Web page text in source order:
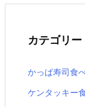
カテゴリー
かっぱ寿司食
ケンタッキー